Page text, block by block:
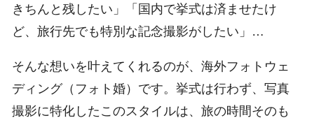
きちんと残したい」「国内で挙式は済ませたけ
ど、旅行先でも特別な記念撮影がしたい」…
そんな想いを叶えてくれるのが、海外フォトウェ
ディング（フォト婚）です。挙式は行わず、写真
撮影に特化したこのスタイルは、旅の時間そのも